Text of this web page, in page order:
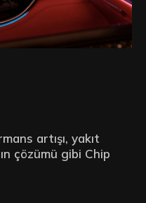
artışı, yakıt
çözümü gibi Chip